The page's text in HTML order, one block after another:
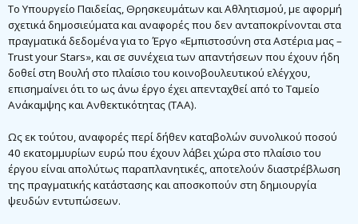
μ
σ
ί
υ
σ
η
Το Υπουργείο Παιδείας, Θρησκευμάτων και Αθλητισμού, με αφορμή
σχετικά δημοσιεύματα και αναφορές που δεν ανταποκρίνονται στα
πραγματικά δεδομένα για το Έργο «Εμπιστοσύνη στα Αστέρια μας –
Trust your Stars», και σε συνέχεια των απαντήσεων που έχουν ήδη
δοθεί στη Βουλή στο πλαίσιο του κοινοβουλευτικού ελέγχου,
επισημαίνει ότι το ως άνω έργο έχει απενταχθεί από το Ταμείο
Ανάκαμψης και Ανθεκτικότητας (ΤΑΑ).
Ως εκ τούτου, αναφορές περί δήθεν καταβολών συνολικού ποσού
40 εκατομμυρίων ευρώ που έχουν λάβει χώρα στο πλαίσιο του
έργου είναι απολύτως παραπλανητικές, αποτελούν διαστρέβλωση
της πραγματικής κατάστασης και αποσκοπούν στη δημιουργία
ψευδών εντυπώσεων.